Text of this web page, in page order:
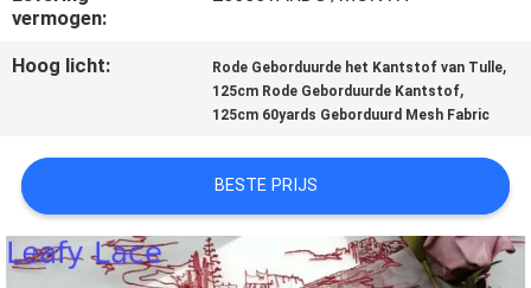
OFFERTE
AAN
SITEMAP
PRIVACYBELEID
vermogen:
Hoog licht: Rode Geborduurde het Kantstof van Tulle,
125cm Rode Geborduurde Kantstof,
125cm 60yards Geborduurd Mesh Fabric
BESTE PRIJS